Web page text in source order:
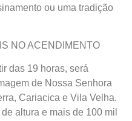
ou uma tradição
NO ACENDIMENTO
das 19 horas, será
de Nossa Senhora
Cariacica e Vila Velha.
altura e mais de 100 mil